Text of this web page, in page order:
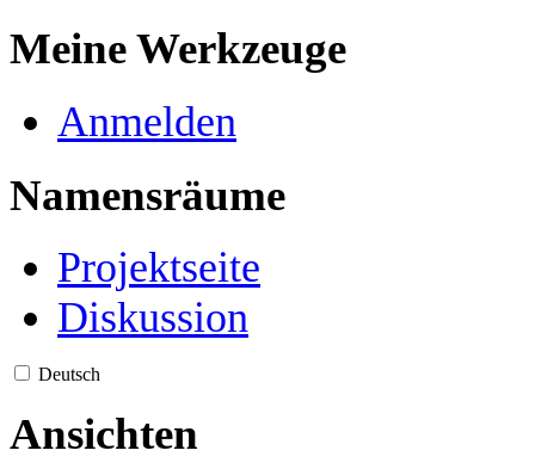
Meine Werkzeuge
Anmelden
Namensräume
Projektseite
Diskussion
Deutsch
Ansichten